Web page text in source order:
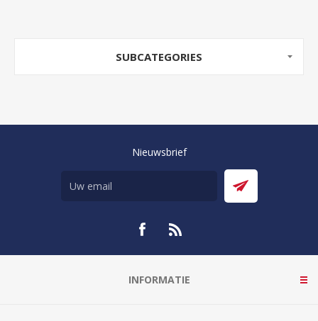
SUBCATEGORIES
Nieuwsbrief
INFORMATIE